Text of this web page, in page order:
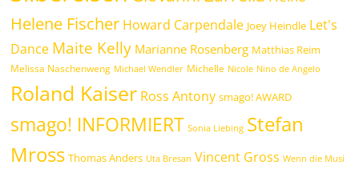
Helene Fischer Howard Carpendale Joey Heindle Let's
Dance Maite Kelly Marianne Rosenberg Matthias Reim
Melissa Naschenweng Michael Wendler Michelle Nicole Nino de Angelo
Roland Kaiser Ross Antony smago! AWARD
smago! INFORMIERT Sonia Liebing Stefan
Mross Thomas Anders Uta Bresan Vincent Gross Wenn die Musi